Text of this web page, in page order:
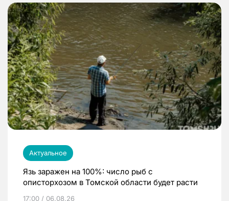
Актуальное
Язь заражен на 100%: число рыб с
описторхозом в Томской области будет расти
17:00 / 06.08.26